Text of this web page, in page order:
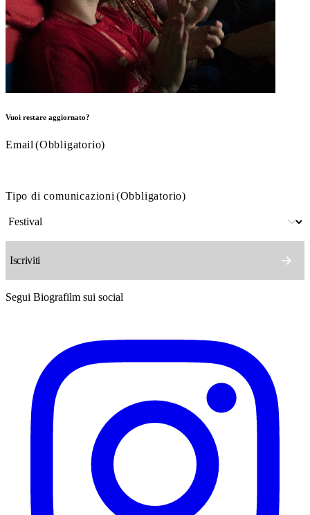
Vuoi restare aggiornato?
Email (Obbligatorio)
Tipo di comunicazioni (Obbligatorio)
Segui Biografilm sui social